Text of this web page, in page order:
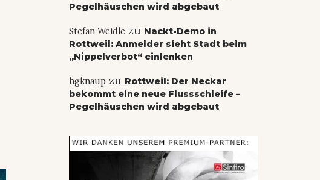
Pegelhäuschen wird abgebaut
Stefan Weidle zu Nackt-Demo in
Rottweil: Anmelder sieht Stadt beim
„Nippelverbot“ einlenken
hgknaupzu Rottweil: Der Neckar
bekommt eine neue Flussschleife –
Pegelhäuschen wird abgebaut